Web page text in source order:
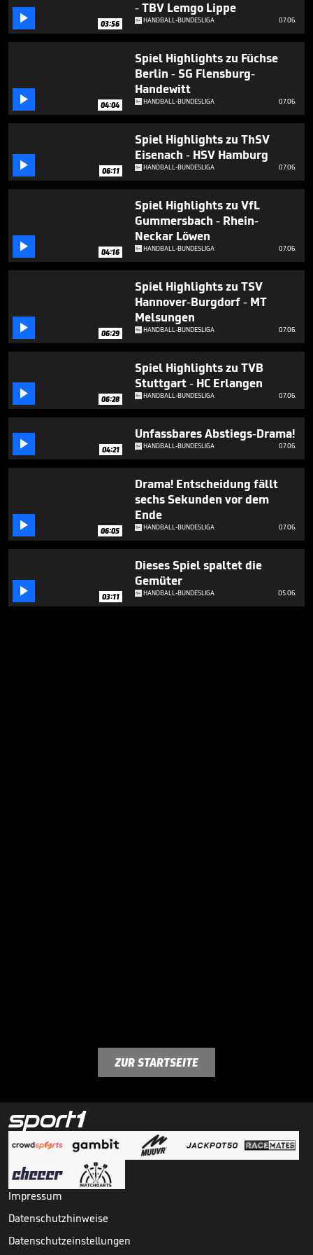
minutes,
seconds
 03:56
- TBV Lemgo Lippe
HANDBALL-BUNDESLIGA 07.06.
 04:04
Spiel Highlights zu Füchse
Berlin - SG Flensburg-
Handewitt
HANDBALL-BUNDESLIGA 07.06.
 06:11
Spiel Highlights zu ThSV
Eisenach - HSV Hamburg
HANDBALL-BUNDESLIGA 07.06.
 04:16
Spiel Highlights zu VfL
Gummersbach - Rhein-
Neckar Löwen
HANDBALL-BUNDESLIGA 07.06.
 06:29
Spiel Highlights zu TSV
Hannover-Burgdorf - MT
Melsungen
HANDBALL-BUNDESLIGA 07.06.
 06:28
Spiel Highlights zu TVB
Stuttgart - HC Erlangen
HANDBALL-BUNDESLIGA 07.06.
 04:21
Unfassbares Abstiegs-Drama!
HANDBALL-BUNDESLIGA 07.06.
 06:05
Drama! Entscheidung fällt
sechs Sekunden vor dem
Ende
HANDBALL-BUNDESLIGA 07.06.
 03:11
Dieses Spiel spaltet die
Gemüter
HANDBALL-BUNDESLIGA 05.06.
ZUR STARTSEITE
Impressum
Datenschutzhinweise
Datenschutzeinstellungen